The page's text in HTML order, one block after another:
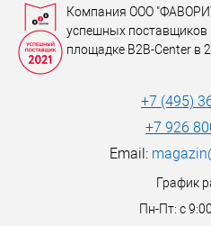
Компания ООО
успешных поставщиков
площадке B2B-Center в
+7 (495)
+7 926
Email:
График
Пн-Пт: с